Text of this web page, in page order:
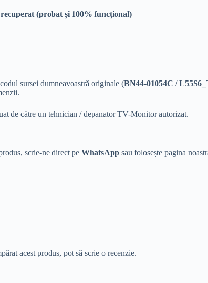
(probat și 100% funcțional)
sursei dumneavoastră originale (BN44-01054C /
de către un tehnician / depanator TV-Monitor autorizat.
scrie-ne direct pe WhatsAppsau folosește pagina
acest produs, pot să scrie o recenzie.